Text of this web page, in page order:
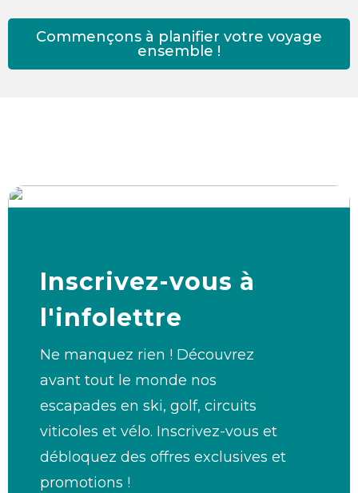
Commençons à planifier votre voyage
ensemble !
Inscrivez-vous à
l'infolettre
Ne manquez rien ! Découvrez
avant tout le monde nos
escapades en ski, golf, circuits
viticoles et vélo. Inscrivez-vous et
débloquez des offres exclusives et
promotions !